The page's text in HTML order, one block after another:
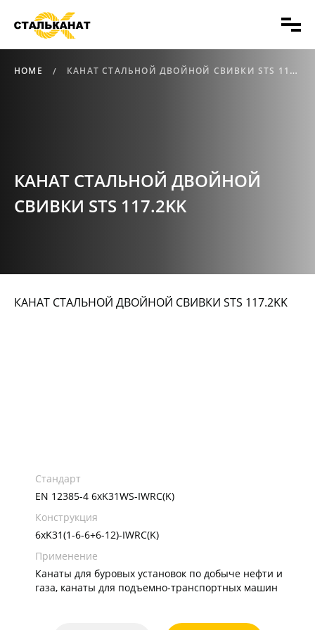
HOME КАНАТ СТАЛЬНОЙ ДВОЙНОЙ СВИВКИ STS 117.2KK
КАНАТ СТАЛЬНОЙ ДВОЙНОЙ
СВИВКИ STS 117.2KK
КАНАТ СТАЛЬНОЙ ДВОЙНОЙ СВИВКИ STS 117.2KK
Стандарт
EN 12385-4 6xK31WS-IWRC(K)
Конструкция
6xK31(1-6-6+6-12)-IWRC(K)
Применение
Канаты для буровых установок по добыче нефти и
газа, канаты для подъемно-транспортных машин